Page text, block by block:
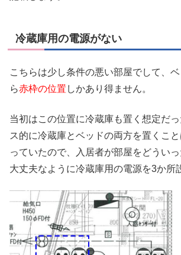
冷蔵庫用の電源がない
こちらは少し条件の悪い部屋でして、
ら赤枠の位置 しかあり得ません。
当初はこの位置に冷蔵庫も置く想定だ
ス的に冷蔵庫とベッドの両方を置くこ
っていたので、入居者が部屋をどうい
大丈夫なように冷蔵庫用の電源を3か所